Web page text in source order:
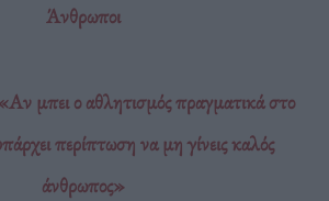
Άνθρωποι
μπει ο αθλητισμός πραγματικά στο
περίπτωση να μη γίνεις καλός
άνθρωπος»